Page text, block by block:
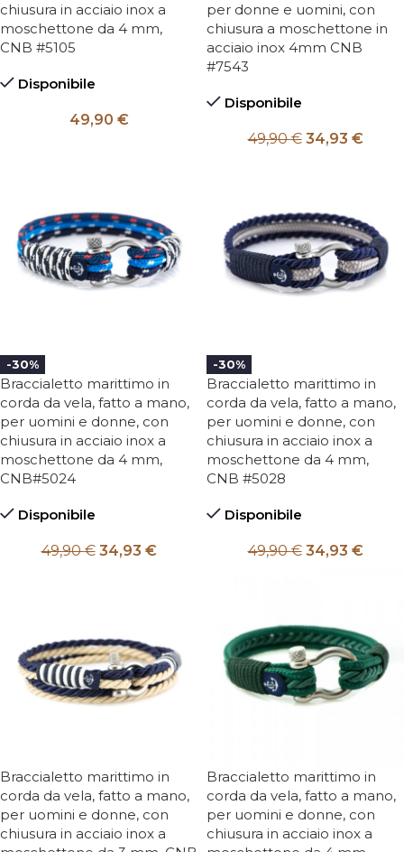
chiusura in acciaio inox a
moschettone da 4 mm,
CNB #5105
Disponibile
49,90 €
per donne e uomini, con
chiusura a moschettone in
acciaio inox 4mm CNB
#7543
Disponibile
49,90€ 34,93 €
-30%
Braccialetto marittimo in
corda da vela, fatto a mano,
per uomini e donne, con
chiusura in acciaio inox a
moschettone da 4 mm,
CNB#5024
Disponibile
49,90€ 34,93 €
-30%
Braccialetto marittimo in
corda da vela, fatto a mano,
per uomini e donne, con
chiusura in acciaio inox a
moschettone da 4 mm,
CNB #5028
Disponibile
49,90€ 34,93 €
Braccialetto marittimo in
corda da vela, fatto a mano,
per uomini e donne, con
chiusura in acciaio inox a
Braccialetto marittimo in
corda da vela, fatto a mano,
per uomini e donne, con
chiusura in acciaio inox a